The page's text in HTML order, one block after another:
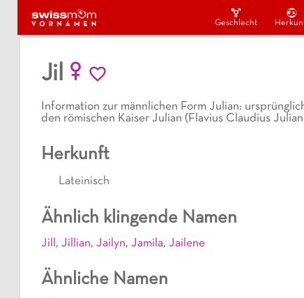
Geschlecht
Jil
Information zur männlichen Form Julian:
den römischen Kaiser Julian (Flavius Claudius
Herkunft
Lateinisch
Ähnlich klingende Namen
Jill, Jillian, Jailyn, Jamila, Jailene
Ähnliche Namen